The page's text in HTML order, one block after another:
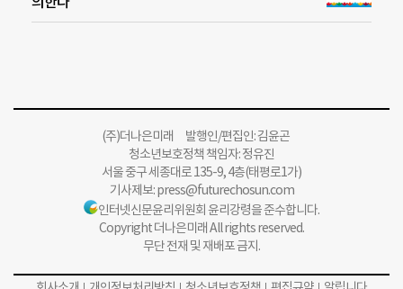
(주)더나은미래 발행인/편집인: 김윤곤
청소년보호정책 책임자: 정유진
서울 중구 세종대로 135-9, 4층(태평로1가)
기사제보:press@futurechosun.com
인터넷신문윤리위원회 윤리강령을 준수합니다.
Copyright 더나은미래 All rights reserved.
무단 전재 및 재배포 금지.